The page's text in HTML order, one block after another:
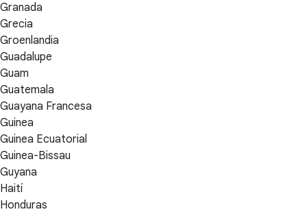
Granada
Grecia
Groenlandia
Guadalupe
Guam
Guatemala
Guayana Francesa
Guinea
Guinea Ecuatorial
Guinea-Bissau
Guyana
Haití
Honduras